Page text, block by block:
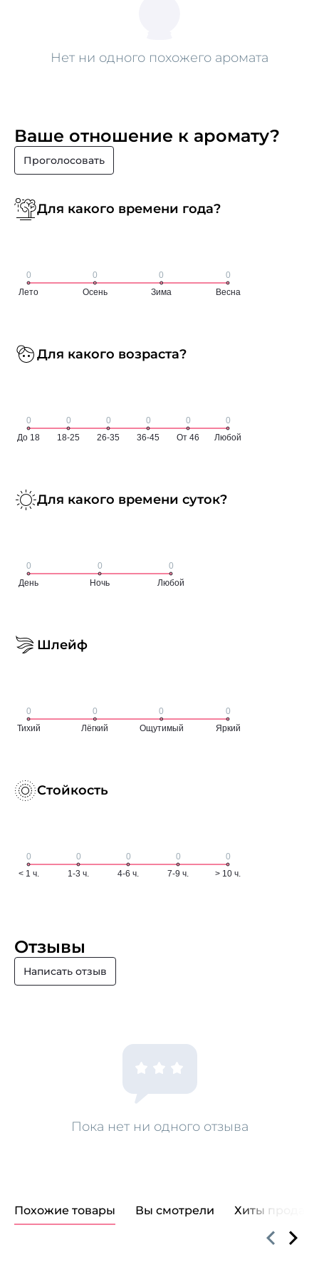
Нет ни одного похожего аромата
Ваше отношение к аромату?
Проголосовать
Для какого времени года?
Для какого возраста?
Для какого времени суток?
Шлейф
Стойкость
Отзывы
Написать отзыв
Пока нет ни одного отзыва
Похожие товары Вы смотрели Хиты продаж